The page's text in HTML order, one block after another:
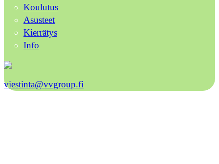
Koulutus
Asusteet
Kierrätys
Info
viestinta@vvgroup.fi